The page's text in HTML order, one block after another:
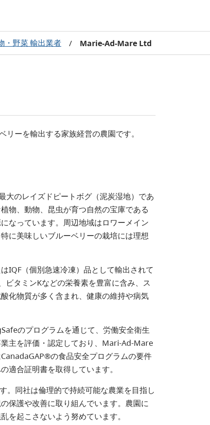
・野菜 輸出業者 / Marie-Ad-Mare Ltd
ーを輸出する家族経営の農園です。
のレイズドピートボグ（泥炭湿地）であ
物、動物、昆虫が育つ自然の宝庫である
なっています。周辺地域はロワーメイン
に美味しいブルーベリーの栽培には理想
IQF（個別急速冷凍）品として輸出されて
ビタミンKなどの栄養素を豊富に含み、ス
化物質が多く含まれ、健康の維持や病気
のプログラムを通じて、労働安全衛生
主を評価・認定しており、Mari-Ad-Mare
の食品安全プログラムの要件
適合証明書を取得しています。
。同社は倫理的で持続可能な農業を目指し
保護や改善に取り組んでいます。農園に
を起こさないよう努めています。